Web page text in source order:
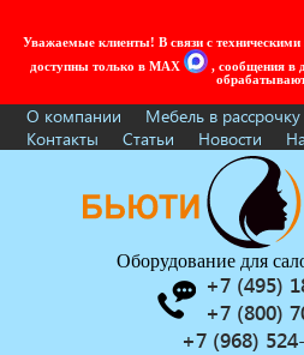
Уважаемые клиенты! В связи с
доступны только в MAX
, сообщения в
О компании Мебель в рассрочку
Контакты
Статьи Новости
Оборудование для
+7 (495)
+7 (800)
+7 (968)